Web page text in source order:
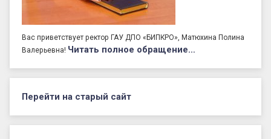
Вас приветствует ректор ГАУ ДПО «БИПКРО», Матюхина Полина
Валерьевна! Читать полное обращение…
Перейти на старый сайт